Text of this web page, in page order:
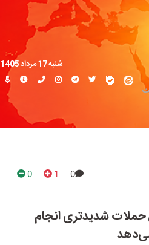
شنبه 17 مرداد 1405
0
1
0
حملات شدیدتری انجام